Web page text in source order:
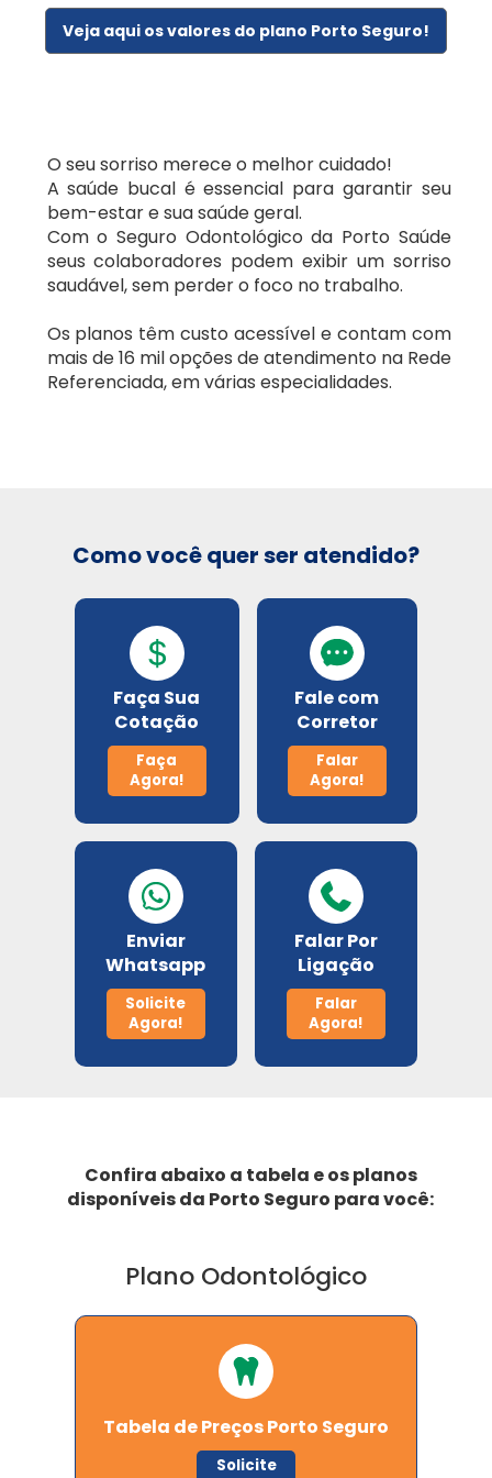
Select
UsiSaúde
Planos de Saúde Empresariais
Amil
Bradesco Saúde
Seguros Unimed
Sulamérica Saúde
Unimed
Planos odontológico
Bradesco Odonto
Metlife
Porto Seguro
SulAmérica Odonto
Unimed Odonto
Petrolina/PE
Vitória/ES
Veja aqui os valores do plano Porto Seguro!
O seu sorriso merece o melhor cuidado!
A saúde bucal é essencial para garantir seu
bem-estar e sua saúde geral.
Com o Seguro Odontológico da Porto Saúde
seus colaboradores podem exibir um sorriso
saudável, sem perder o foco no trabalho.
Os planos têm custo acessível e contam com
mais de 16 mil opções de atendimento na Rede
Referenciada, em várias especialidades.
Como você quer ser atendido?
Faça Sua
Cotação
Faça
Agora!
Fale com
Corretor
Falar
Agora!
Enviar
Whatsapp
Solicite
Agora!
Falar Por
Ligação
Falar
Agora!
Confira abaixo a tabela e os planos
disponíveis da Porto Seguro para você:
Plano Odontológico
Tabela de Preços Porto Seguro
Solicite